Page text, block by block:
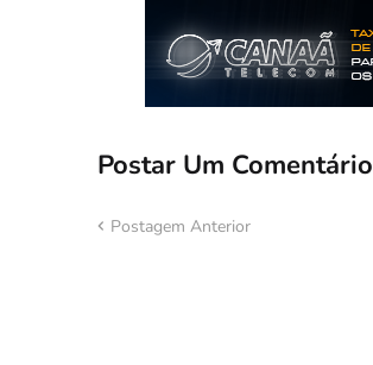
Postar Um Comentário
Postagem Anterior